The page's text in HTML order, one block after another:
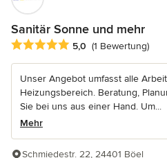
Sanitär Sonne und mehr
Durchschnittliche Bewertung: 5
5,0 (1 Bewertung)
Unser Angebot umfasst alle
Heizungsbereich. Beratung,
Sie bei uns aus einer Hand. Um...
Mehr
Schmiedestr. 22, 24401 Böel